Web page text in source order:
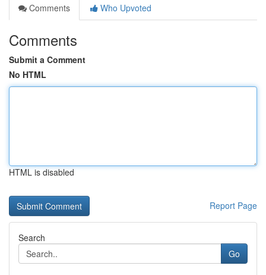
Comments
Who Upvoted
Comments
Submit a Comment
No HTML
HTML is disabled
Report Page
Search
Go